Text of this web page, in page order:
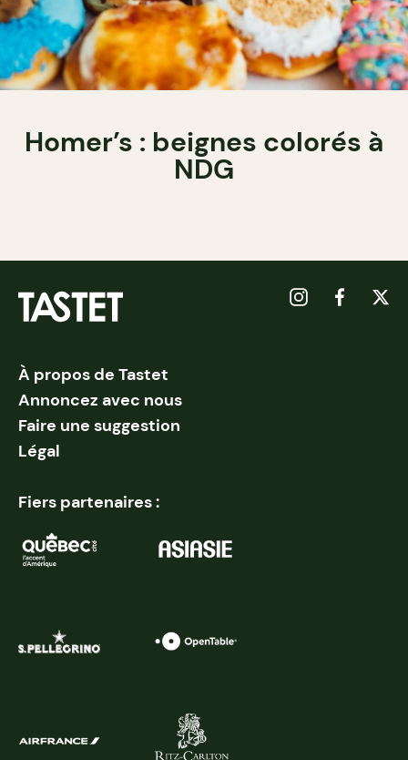
Homer’s : beignes colorés à
NDG
À propos de Tastet
Annoncez avec nous
Faire une suggestion
Légal
Fiers partenaires :